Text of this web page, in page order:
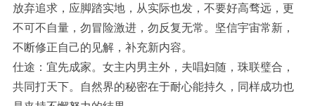
放弃追求，应脚踏实地，从实际也发，不要好高骛远，更
不可不自量，勿冒险激进，勿反复无常。坚信宇宙常新，
不断修正自己的见解，补充新内容。
仕途：宜先成家。女主内男主外，夫唱妇随，珠联璧合，
共同打天下。自然界的秘密在于耐心能持久，同样成功也